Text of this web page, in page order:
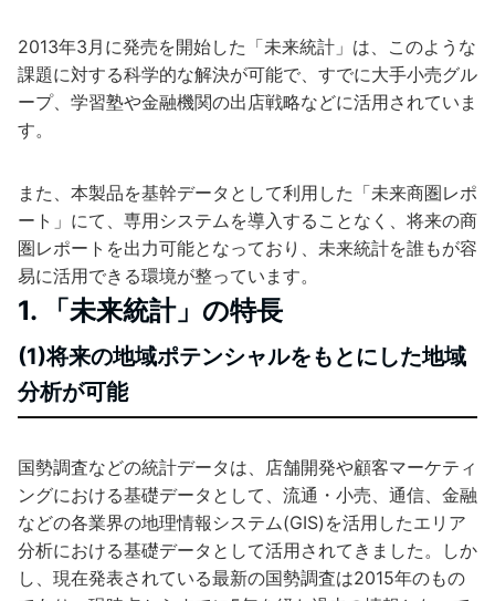
2013年3月に発売を開始した「未来統計」は、このような
課題に対する科学的な解決が可能で、すでに大手小売グル
ープ、学習塾や金融機関の出店戦略などに活用されていま
す。
また、本製品を基幹データとして利用した「未来商圏レポ
ート」にて、専用システムを導入することなく、将来の商
圏レポートを出力可能となっており、未来統計を誰もが容
易に活用できる環境が整っています。
1. 「未来統計」の特長
(1)将来の地域ポテンシャルをもとにした地域
分析が可能
国勢調査などの統計データは、店舗開発や顧客マーケティ
ングにおける基礎データとして、流通・小売、通信、金融
などの各業界の地理情報システム(GIS)を活用したエリア
分析における基礎データとして活用されてきました。しか
し、現在発表されている最新の国勢調査は2015年のもの